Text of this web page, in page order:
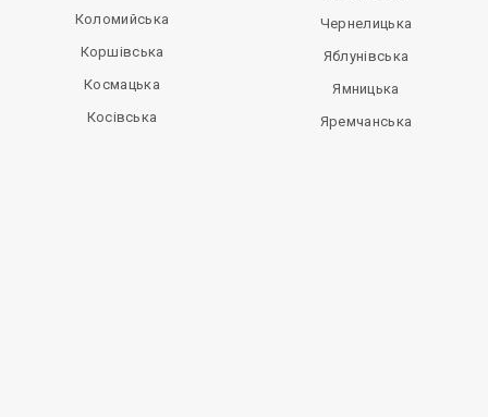
Коломийська
Коршівська
Космацька
Косівська
Чернелицька
Яблунівська
Ямницька
Яремчанська